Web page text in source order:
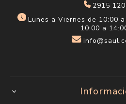
2915
Lunes a Viernes de 10:00
10:00 a